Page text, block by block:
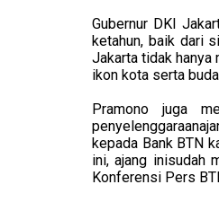
Gubernur DKI
ketahun, baik dari
Jakarta tidak hanya
ikon kota serta
Pramono juga
kepada Bank BTN
ini, ajang inisudah
Konferensi Pers